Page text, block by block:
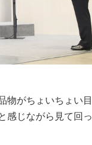
物がちょいちょい目
感じながら見て回っ